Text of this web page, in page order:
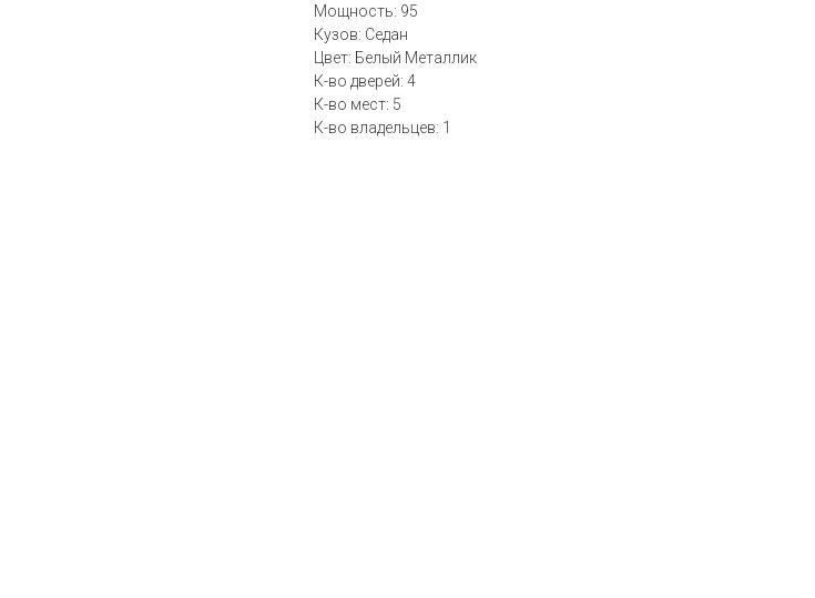
Мощность: 95
Кузов: Седан
Цвет: Белый Металлик
К-во дверей: 4
К-во мест: 5
К-во владельцев: 1